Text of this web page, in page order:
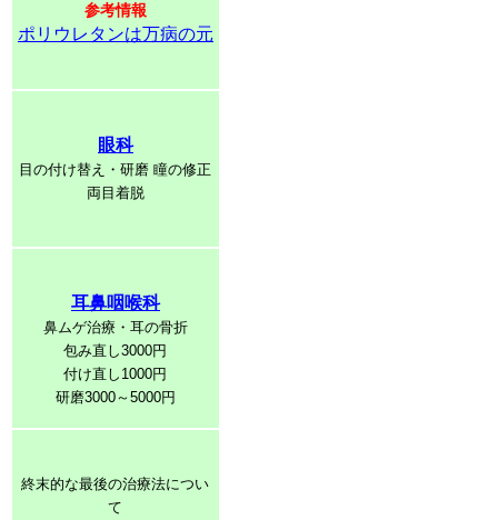
参考情報
ポリウレタンは万病の元
眼科
目の付け替え・研磨 瞳の修正
両目着脱
耳鼻咽喉科
鼻ムゲ治療・耳の骨折
包み直し3000円
付け直し1000円
研磨3000～5000円
終末的な最後の治療法につい
て